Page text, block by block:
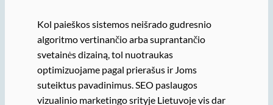
Kol paieškos sistemos neišrado gudresnio
algoritmo vertinančio arba suprantančio
svetainės dizainą, tol nuotraukas
optimizuojame pagal prierašus ir Joms
suteiktus pavadinimus. SEO paslaugos
vizualinio marketingo srityje Lietuvoje vis dar